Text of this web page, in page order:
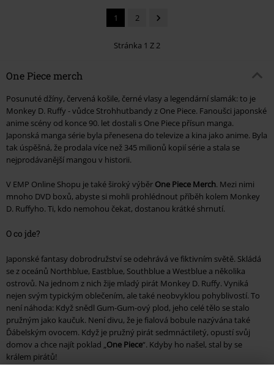
1 2
Stránka 1 Z 2
One Piece merch
Posunuté džíny, červená košile, černé vlasy a legendární slamák: to je
Monkey D. Ruffy - vůdce Strohhutbandy z One Piece. Fanoušci japonské
anime scény od konce 90. let dostali s One Piece přísun manga.
Japonská manga série byla přenesena do televize a kina jako anime. Byla
tak úspěšná, že prodala více než 345 milionů kopií série a stala se
nejprodávanější mangou v historii.
V EMP Online Shopu je také široký výběr One Piece Merch. Mezi nimi
mnoho DVD boxů, abyste si mohli prohlédnout příběh kolem Monkey
D. Ruffyho. Ti, kdo nemohou čekat, dostanou krátké shrnutí.
O co jde?
Japonské fantasy dobrodružství se odehrává ve fiktivním světě. Skládá
se z oceánů Northblue, Eastblue, Southblue a Westblue a několika
ostrovů. Na jednom z nich žije mladý pirát Monkey D. Ruffy. Vyniká
nejen svým typickým oblečením, ale také neobvyklou pohyblivostí. To
není náhoda: Když snědl Gum-Gum-ový plod, jeho celé tělo se stalo
pružným jako kaučuk. Není divu, že je fialová bobule nazývána také
Ďábelským ovocem. Když je pružný pirát sedmnáctiletý, opustí svůj
domov a chce najít poklad „One Piece“. Kdyby ho našel, stal by se
králem pirátů!